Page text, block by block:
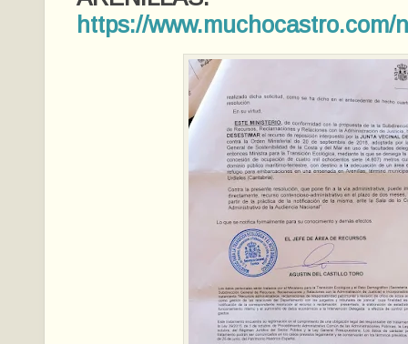
https://www.muchocastro.com/